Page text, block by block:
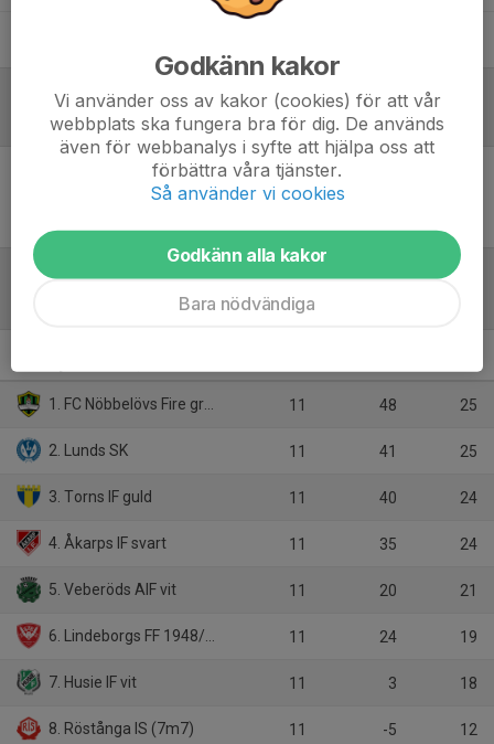
Referat
Inget referat skrivet
1. FC Nöbbelövs Fire grön 11 48 25
2. Lunds SK 11 41 25
3. Torns IF guld 11 40 24
4. Åkarps IF svart 11 35 24
5. Veberöds AIF vit 11 20 21
6. Lindeborgs FF 1948/Tygelsjö IK 11 24 19
7. Husie IF vit 11 3 18
8. Röstånga IS (7m7) 11 -5 12
Godkänn kakor
Vi använder oss av kakor (cookies) för att vår
webbplats ska fungera bra för dig. De används
även för webbanalys i syfte att hjälpa oss att
förbättra våra tjänster.
Så använder vi cookies
Godkänn alla kakor
Bara nödvändiga